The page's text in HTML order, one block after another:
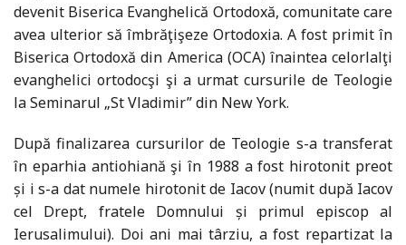
devenit Biserica Evanghelică Ortodoxă, comunitate care
avea ulterior să îmbrăţişeze Ortodoxia. A fost primit în
Biserica Ortodoxă din America (OCA) înaintea celorlalţi
evanghelici ortodocşi şi a urmat cursurile de Teologie
la Seminarul „St Vladimir” din New York.
După finalizarea cursurilor de Teologie s-a transferat
în eparhia antiohiană şi în 1988 a fost hirotonit preot
și i s-a dat numele hirotonit de Iacov (numit după Iacov
cel Drept, fratele Domnului și primul episcop al
Ierusalimului). Doi ani mai târziu, a fost repartizat la